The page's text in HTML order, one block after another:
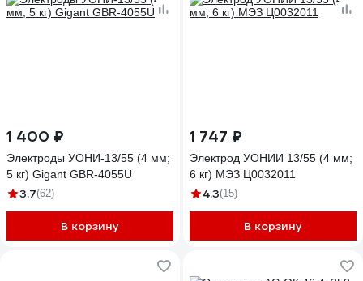
1 400 ₽
Электроды УОНИ-13/55 (4 мм;
5 кг) Gigant GBR-4055U
3.7(62)
В корзину
1 747 ₽
Электрод УОНИИ 13/55 (4 мм;
6 кг) МЭЗ Ц0032011
4.3(15)
В корзину